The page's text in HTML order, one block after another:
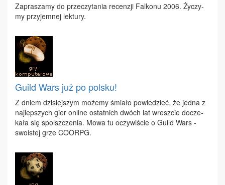
Za­pra­sza­my do prze­czy­ta­nia re­cen­zji Fal­ko­nu 2006. Ży­czy­
my przy­jem­nej lek­tu­ry.
Guild Wars już po polsku!
Z dniem dzi­siej­szym mo­że­my śmia­ło po­wie­dzieć, że jed­na z
naj­lep­szych gier on­li­ne ostat­nich dwóch lat wresz­cie do­cze­
ka­ła się spo­lsz­cze­nia. Mo­wa tu oczy­wi­ście o Gu­ild Wars -
swo­istej grze CO­ORPG.